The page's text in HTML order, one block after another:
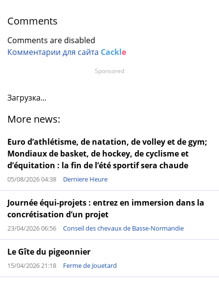
Comments
Comments are disabled
Комментарии для сайта Cackle
Загрузка...
More news:
Euro d’athlétisme, de natation, de volley et de gym;
Mondiaux de basket, de hockey, de cyclisme et
d’équitation : la fin de l’été sportif sera chaude
05/08/2026 04:38 Derniere Heure
Journée équi-projets : entrez en immersion dans la
concrétisation d’un projet
23/04/2026 06:56 Conseil des chevaux de Basse-Normandie
Le Gîte du pigeonnier
15/04/2026 21:18 Ferme de Jouetard
Sponsored